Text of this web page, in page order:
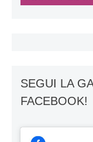
SEGUI LA
FACEBOOK!